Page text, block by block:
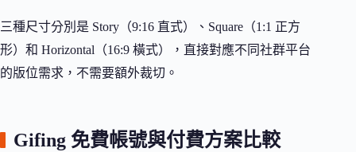
三種尺寸分別是 Story（9:16 直式）、Square（1:1 正方
形）和 Horizontal（16:9 橫式），直接對應不同社群平台
的版位需求，不需要額外裁切。
Gifing 免費帳號與付費方案比較